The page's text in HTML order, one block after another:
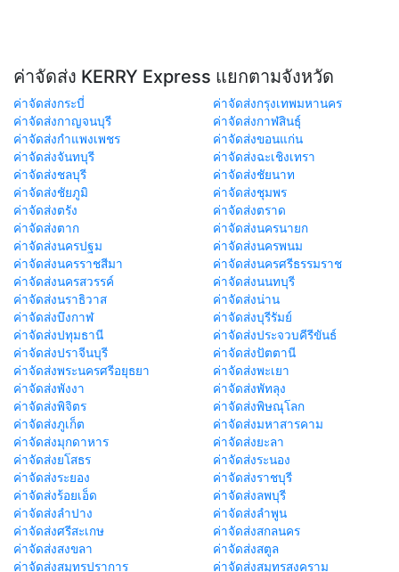
ค่าจัดส่ง KERRY Express แยกตามจังหวัด
ค่าจัดส่งกระบี่
ค่าจัดส่งกรุงเทพมหานคร
ค่าจัดส่งกาญจนบุรี
ค่าจัดส่งกาฬสินธุ์
ค่าจัดส่งกำแพงเพชร
ค่าจัดส่งขอนแก่น
ค่าจัดส่งจันทบุรี
ค่าจัดส่งฉะเชิงเทรา
ค่าจัดส่งชลบุรี
ค่าจัดส่งชัยนาท
ค่าจัดส่งชัยภูมิ
ค่าจัดส่งชุมพร
ค่าจัดส่งตรัง
ค่าจัดส่งตราด
ค่าจัดส่งตาก
ค่าจัดส่งนครนายก
ค่าจัดส่งนครปฐม
ค่าจัดส่งนครพนม
ค่าจัดส่งนครราชสีมา
ค่าจัดส่งนครศรีธรรมราช
ค่าจัดส่งนครสวรรค์
ค่าจัดส่งนนทบุรี
ค่าจัดส่งนราธิวาส
ค่าจัดส่งน่าน
ค่าจัดส่งบึงกาฬ
ค่าจัดส่งบุรีรัมย์
ค่าจัดส่งปทุมธานี
ค่าจัดส่งประจวบคีรีขันธ์
ค่าจัดส่งปราจีนบุรี
ค่าจัดส่งปัตตานี
ค่าจัดส่งพระนครศรีอยุธยา
ค่าจัดส่งพะเยา
ค่าจัดส่งพังงา
ค่าจัดส่งพัทลุง
ค่าจัดส่งพิจิตร
ค่าจัดส่งพิษณุโลก
ค่าจัดส่งภูเก็ต
ค่าจัดส่งมหาสารคาม
ค่าจัดส่งมุกดาหาร
ค่าจัดส่งยะลา
ค่าจัดส่งยโสธร
ค่าจัดส่งระนอง
ค่าจัดส่งระยอง
ค่าจัดส่งราชบุรี
ค่าจัดส่งร้อยเอ็ด
ค่าจัดส่งลพบุรี
ค่าจัดส่งลำปาง
ค่าจัดส่งลำพูน
ค่าจัดส่งศรีสะเกษ
ค่าจัดส่งสกลนคร
ค่าจัดส่งสงขลา
ค่าจัดส่งสตูล
ค่าจัดส่งสมุทรปราการ
ค่าจัดส่งสมุทรสงคราม